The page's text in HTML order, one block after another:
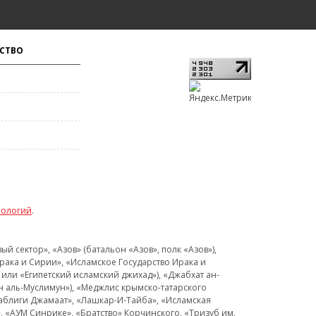
.
«Азов» (батальон «Азов», полк «Азов»),
и Сирии», «Исламское Государство Ирака и
«Египетский исламский джихад»), «Джабхат ан-
Муслимун»), «Меджлис крымско-татарского
Джамаат», «Лашкар-И-Тайба», «Исламская
Синрике», «Братство» Корчинского, «Тризуб им.